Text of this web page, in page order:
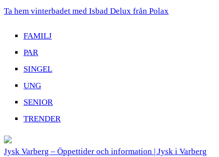
Ta hem vinterbadet med Isbad Delux från Polax
FAMILJ
PAR
SINGEL
UNG
SENIOR
TRENDER
Jysk Varberg – Öppettider och information | Jysk i Varberg